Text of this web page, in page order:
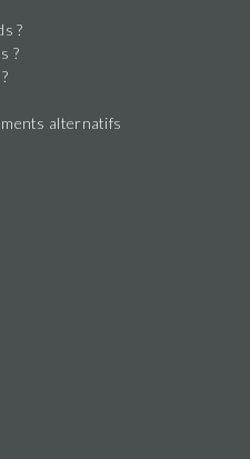
?
?
alternatifs